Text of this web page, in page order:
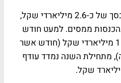
החודש נמדד עודף תקציבי בסך של כ-2.6 מיליארדי שקל,
ממסים. למעט חודש
יוני שהסתכם בגירעון של 1.5 מיליארדי שקל (חודש אשר
מתחילת השנה נמדד עודף